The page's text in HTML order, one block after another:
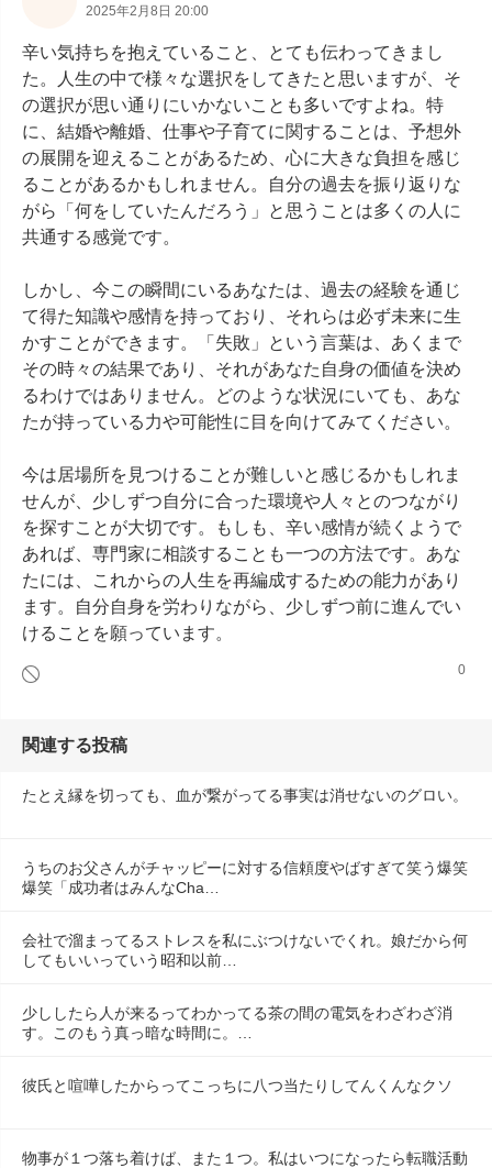
2025年2月8日 20:00
辛い気持ちを抱えていること、とても伝わってきまし
た。人生の中で様々な選択をしてきたと思いますが、そ
の選択が思い通りにいかないことも多いですよね。特
に、結婚や離婚、仕事や子育てに関することは、予想外
の展開を迎えることがあるため、心に大きな負担を感じ
ることがあるかもしれません。自分の過去を振り返りな
がら「何をしていたんだろう」と思うことは多くの人に
共通する感覚です。
しかし、今この瞬間にいるあなたは、過去の経験を通じ
て得た知識や感情を持っており、それらは必ず未来に生
かすことができます。「失敗」という言葉は、あくまで
その時々の結果であり、それがあなた自身の価値を決め
るわけではありません。どのような状況にいても、あな
たが持っている力や可能性に目を向けてみてください。
今は居場所を見つけることが難しいと感じるかもしれま
せんが、少しずつ自分に合った環境や人々とのつながり
を探すことが大切です。もしも、辛い感情が続くようで
あれば、専門家に相談することも一つの方法です。あな
たには、これからの人生を再編成するための能力があり
ます。自分自身を労わりながら、少しずつ前に進んでい
けることを願っています。
0
関連する投稿
たとえ縁を切っても、血が繋がってる事実は消せないのグロい。
うちのお父さんがチャッピーに対する信頼度やばすぎて笑う爆笑
爆笑「成功者はみんなCha…
会社で溜まってるストレスを私にぶつけないでくれ。娘だから何
してもいいっていう昭和以前…
少ししたら人が来るってわかってる茶の間の電気をわざわざ消
す。このもう真っ暗な時間に。…
彼氏と喧嘩したからってこっちに八つ当たりしてんくんなクソ
物事が１つ落ち着けば、また１つ。私はいつになったら転職活動